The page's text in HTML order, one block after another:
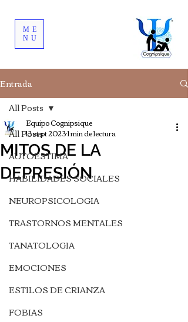
ME
NU
Entrada
All Posts
AUTOESTIMA
HABILIDADES SOCIALES
NEUROPSICOLOGIA
TRASTORNOS MENTALES
TANATOLOGIA
EMOCIONES
ESTILOS DE CRIANZA
FOBIAS
All Posts
MITOS DE LA
DEPRESIÓN
Equipo Cognipsique
13 sept 20231 min de lectura